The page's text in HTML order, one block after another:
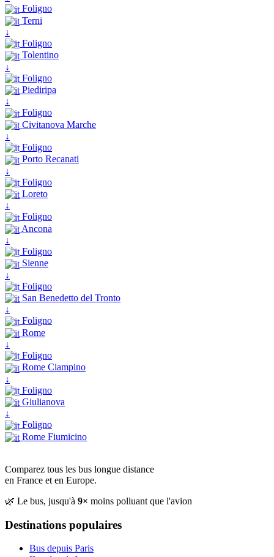
Foligno
Terni
↓
Foligno
Tolentino
↓
Foligno
Piediripa
↓
Foligno
Civitanova Marche
↓
Foligno
Porto Recanati
↓
Foligno
Loreto
↓
Foligno
Ancona
↓
Foligno
Sienne
↓
Foligno
San Benedetto del Tronto
↓
Foligno
Rome
↓
Foligno
Rome Ciampino
↓
Foligno
Giulianova
↓
Foligno
Rome Fiumicino
Comparez tous les bus longue distance
en France et en Europe.
🌿 Le bus, jusqu'à 9× moins polluant que l'avion
Destinations populaires
Bus depuis Paris